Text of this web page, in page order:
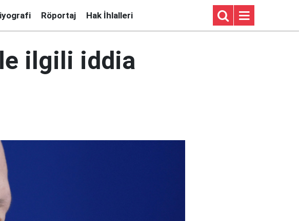
Röportaj Hak İhlalleri
ilgili iddia